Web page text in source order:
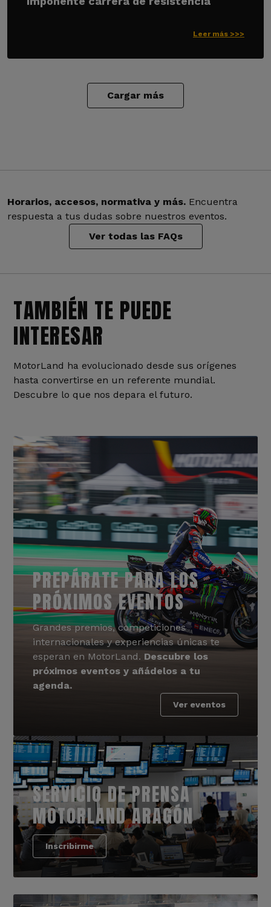
Leer más >>>
Cargar más
Horarios, accesos, normativa y más. Encuentra
respuesta a tus dudas sobre nuestros eventos.
Ver todas las FAQs
TAMBIÉN TE PUEDE
INTERESAR
MotorLand ha evolucionado desde sus orígenes
hasta convertirse en un referente mundial.
Descubre lo que nos depara el futuro.
PREPÁRATE PARA LOS
PRÓXIMOS EVENTOS
Grandes premios, competiciones
internacionales y experiencias únicas te
esperan en MotorLand. Descubre los
próximos eventos y añádelos a tu
agenda.
Ver eventos
SERVICIO DE PRENSA
MOTORLAND ARAGÓN
Inscribirme